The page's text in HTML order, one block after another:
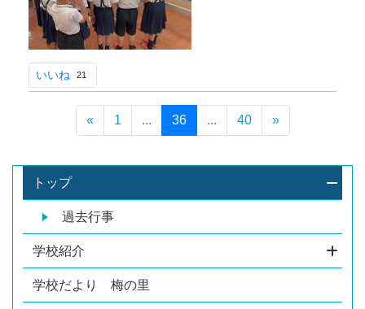
トップ
過去行事
学校紹介
学校だより 梅の里
いいね 21
« 1 ... 36 ... 40 »